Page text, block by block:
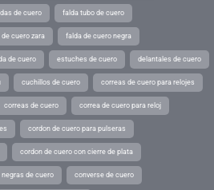
de cuero falda tubo de cuero
de cuero zara falda de cuero negra
de cuero estuches de cuero delantales de cuero
cuchillos de cuero correas de cuero para relojes
correas de cuero correa de cuero para reloj
cordon de cuero para pulseras
cordon de cuero con cierre de plata
negras de cuero converse de cuero